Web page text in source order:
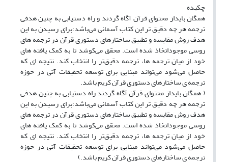
چکیده
همگان بایداز محتوای قرآن آگاه گردند و راه دستیابی به چنین هدفی
ترجمه هر چه دقیق تر این کتاب آسمانی می‌باشد؛برای رسیدن به این
هدف روش مقایسه و تطبیق ساختارهای دستوری قرآن در ترجمه های
روسی موجوداتخاذ شده است. محقق می‌کوشد تا به کمک یافته های
خود از میان ترجمه ها، ترجمه دقیق‌تر را انتخاب کند. نتیجه ای که
حاصل می‌شود می‌تواند مبنایی برای توسعه تحقیقات آتی در حوزه
ترجمه ی ساختارهای دستوری قرآن کریم باشد.
( همگان بایداز محتوای قرآن آگاه گردند راه دستیابی به چنین هدفی
ترجمه هر چه دقیق تر این کتاب آسمانی می‌باشد؛برای رسیدن به این
هدف روش مقایسه و تطبیق ساختارهای دستوری قرآن در ترجمه های
روسی موجوداتخاذ شده است. محقق می‌کوشد تا به کمک یافته های
خود از میان ترجمه ها، ترجمه دقیق‌تر را انتخاب کند. نتیجه ای که
حاصل می‌شود می‌تواند مبنایی برای توسعه تحقیقات آتی در حوزه
ترجمه ی ساختارهای دستوری قرآن کریم باشد.)